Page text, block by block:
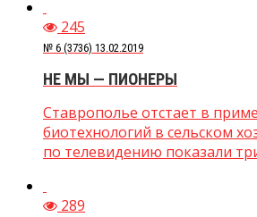
245
№ 6 (3736) 13.02.2019
НЕ МЫ — ПИОНЕРЫ
Ставрополье отстает в
биотехнологий в сельском
по телевидению показали
289